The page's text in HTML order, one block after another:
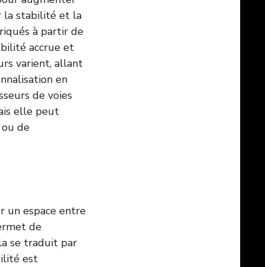
la stabilité et la
à partir de
accrue et
varient, allant
en
de voies
elle peut
de
un espace entre
de
se traduit par
est